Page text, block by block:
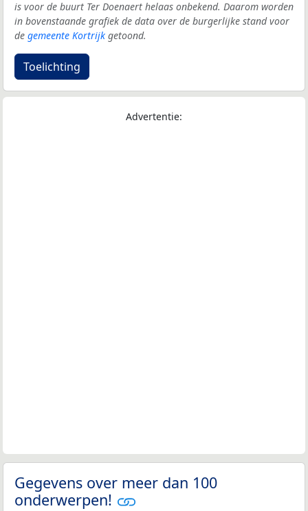
is voor de buurt Ter Doenaert helaas onbekend. Daarom worden
in bovenstaande grafiek de data over de burgerlijke stand voor
de gemeente Kortrijk getoond.
Toelichting
Advertentie:
Gegevens over meer dan 100
onderwerpen!